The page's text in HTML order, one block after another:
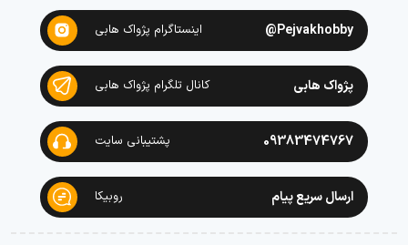
Pejvakhobby@ اینستاگرام پژواک هابی
پژواک هابی کانال تلگرام پژواک هابی
09383474767 پشتیبانی سایت
ارسال سریع پیام روبیکا